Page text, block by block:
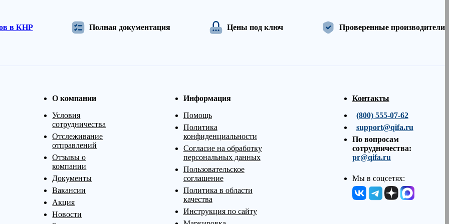
в КНР Полная документация Цены под ключ Проверенные производители
О компании
Условия
сотрудничества
Отслеживание
отправлений
Отзывы о
компании
Документы
Вакансии
Акция
Новости
Информация
Помощь
Политика
конфиденциальности
Согласие на обработку
персональных данных
Пользовательское
соглашение
Политика в области
качества
Инструкция по сайту
Контакты
(800) 555-07-62
support@qifa.ru
По вопросам
сотрудничества:
pr@qifa.ru
Мы в соцсетях: